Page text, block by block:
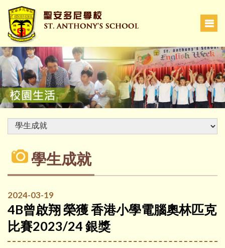
學生成就
2024-03-19
4B曾啟翔 榮獲 香港小學電腦奧林匹克
比賽2023/24 銀獎